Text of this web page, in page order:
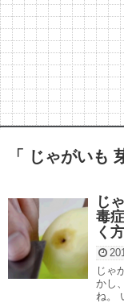
「 じゃがいも
じ
毒
く
じゃ
かし
ね。